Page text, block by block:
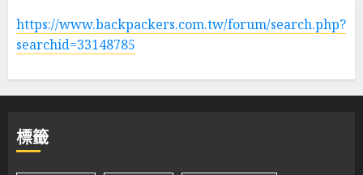
https://www.backpackers.com.tw/forum/search.php?
searchid=33148785
標籤